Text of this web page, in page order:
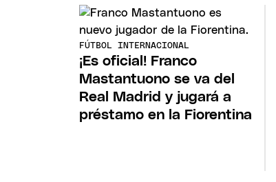
FÚTBOL INTERNACIONAL
¡Es oficial! Franco
Mastantuono se va del
Real Madrid y jugará a
préstamo en la Fiorentina